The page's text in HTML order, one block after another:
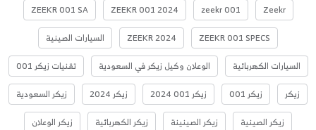
Zeekr
zeekr 001
ZEEKR 001 2024
ZEEKR 001 SA
ZEEKR 001 SPECS
ZEEKR 2024
السيارات الصينية
السيارات الكهربائية
الوعلان وكيل زيكر في السعودية
تقنيات زيكر 001
زيكر
زيكر 001 زيكر 001 2024 زيكر 2024
زيكر السعودية
زيكر الصينية
زيكر الصينينة زيكر الكهربائية
زيكر الوعلان